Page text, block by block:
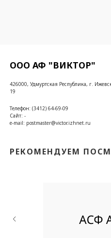
ООО АФ "ВИКТОР"
426000, Удмуртская Республика, г.
19
Телефон: (3412) 64-69-09
Сайт: -
e-mail: postmaster@victor.izhnet.ru
РЕКОМЕНДУЕМ